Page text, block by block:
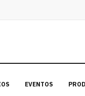
EVENTOS